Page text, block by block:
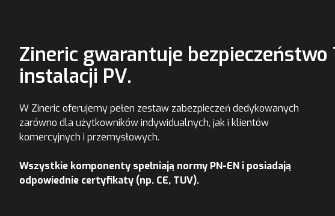
Zineric gwarantuje bezpieczeństwo
instalacji PV.
W Zineric oferujemy pełen zestaw zabezpieczeń dedykowanych
zarówno dla użytkowników indywidualnych, jak i klientów
komercyjnych i przemysłowych.
Wszystkie komponenty spełniają normy PN-EN i posiadają
odpowiednie certyfikaty (np. CE, TUV).